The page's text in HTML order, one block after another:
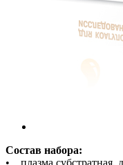
Состав набора:
• плазма субстратная,